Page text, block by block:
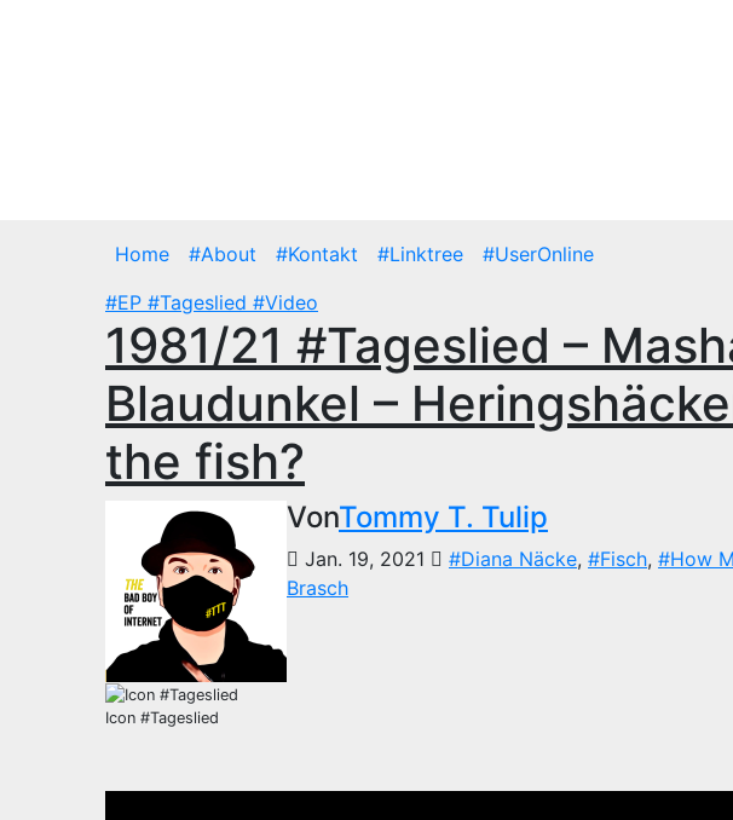
Home #About #Kontakt #Linktree
#UserOnline
#EP #Tageslied #Video
1981/21 #Tageslied –
Blaudunkel –
the fish?
VonTommy T. Tulip
Jan. 19, 2021 #Diana Näcke, #Fisch, #How
Brasch
Icon #Tageslied